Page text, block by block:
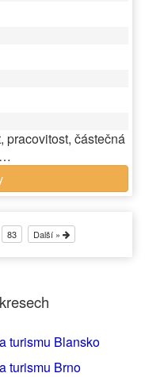
pracovitost, částečná
83 Další »
turismu Blansko
turismu Brno